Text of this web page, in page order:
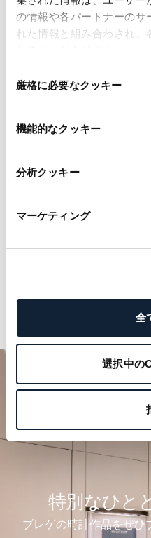
の情報や各パートナーのサ
れた情報と組み合わされ、
れることがあります。
厳格に必要なクッキー
機能的なクッキー
分析クッキー
マーケティング
全
選択中の
秒表示は、時の流れを正
ンターセコンドとして表示
もあります。
特別なひと
ブレゲの時計作品をぜひ